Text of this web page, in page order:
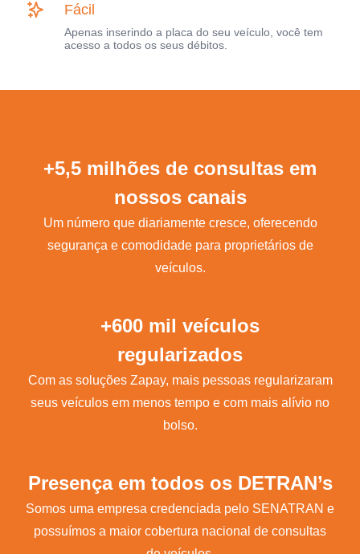
Fácil
Apenas inserindo a placa do seu veículo, você tem
acesso a todos os seus débitos.
+5,5 milhões de consultas em
nossos canais
Um número que diariamente cresce, oferecendo
segurança e comodidade para proprietários de
veículos.
+600 mil veículos
regularizados
Com as soluções Zapay, mais pessoas regularizaram
seus veículos em menos tempo e com mais alívio no
bolso.
Presença em todos os DETRAN’s
Somos uma empresa credenciada pelo SENATRAN e
possuímos a maior cobertura nacional de consultas